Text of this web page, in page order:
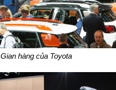
Gian hàng của Toyota